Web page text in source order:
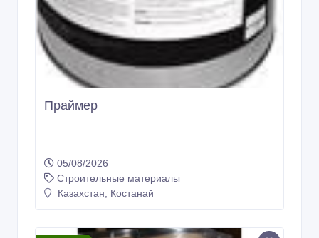
Праймер
05/08/2026
Строительные материалы
Казахстан, Костанай